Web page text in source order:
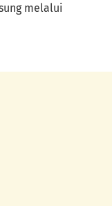
melalui